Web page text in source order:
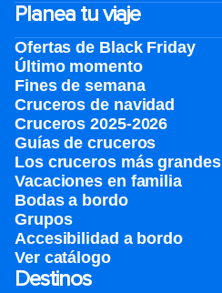
Planea tu viaje
Ofertas de Black Friday
Último momento
Fines de semana
Cruceros de navidad
Cruceros 2025-2026
Guías de cruceros
Los cruceros más grandes
Vacaciones en familia
Bodas a bordo
Grupos
Accesibilidad a bordo
Ver catálogo
Destinos